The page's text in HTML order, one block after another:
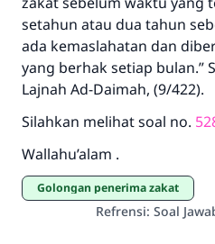
setahun atau dua tahun
ada kemaslahatan dan
yang berhak setiap bulan.”
Lajnah Ad-Daimah, (9/422).
Silahkan melihat soal no.
Wallahu’alam .
Golongan penerima zakat
Refrensi: Soal